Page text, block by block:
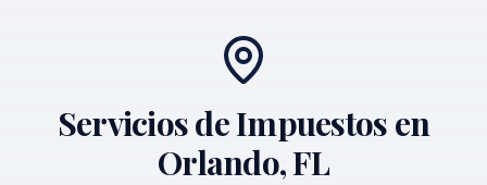
Servicios de Impuestos en
Orlando, FL